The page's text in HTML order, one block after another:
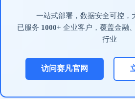
一站式部署，数据安全可控，
已服务 1000+ 企业客户，覆盖金融
行业
访问赛凡官网